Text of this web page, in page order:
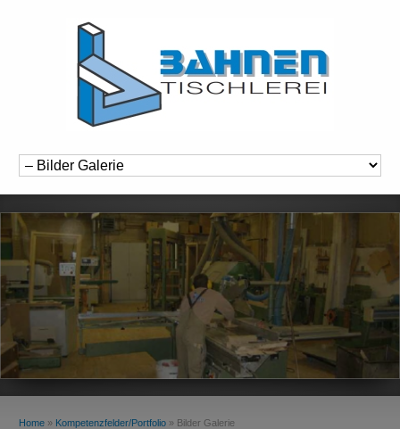
Home » Kompetenzfelder/Portfolio » Bilder Galerie